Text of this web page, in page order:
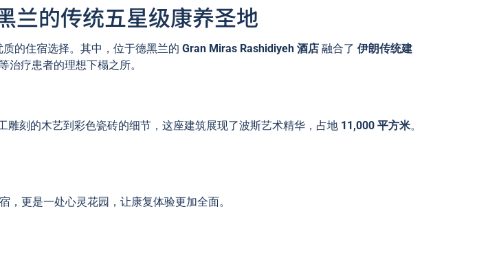
的传统五星级康养圣地
的住宿选择。其中，位于德黑兰的 Gran Miras Rashidiyeh 酒店 融合了 伊朗传统建
治疗患者的理想下榻之所。
雕刻的木艺到彩色瓷砖的细节，这座建筑展现了波斯艺术精华，占地 11,000 平方米。
更是一处心灵花园，让康复体验更加全面。